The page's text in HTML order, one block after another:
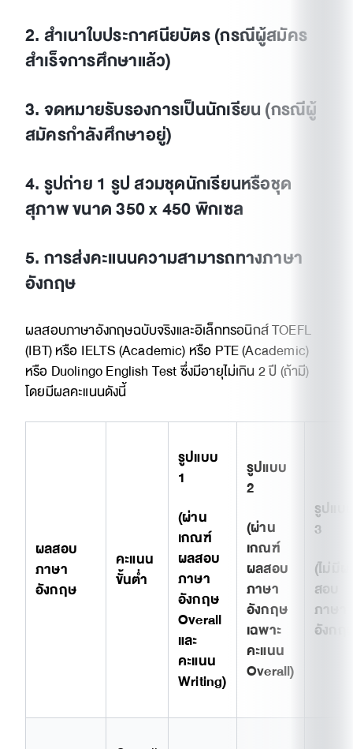
2. สำเนาใบประกาศนียบัตร (กรณีผู้สมัคร
สำเร็จการศึกษาแล้ว)
3. จดหมายรับรองการเป็นนักเรียน (กรณีผู้
สมัครกำลังศึกษาอยู่)
4. รูปถ่าย 1 รูป สวมชุดนักเรียนหรือชุด
สุภาพ ขนาด 350 x 450 พิกเซล
5. การส่งคะแนนความสามารถทางภาษา
อังกฤษ
ผลสอบภาษาอังกฤษฉบับจริงและอิเล็กทรอนิกส์ TOEFL
(IBT) หรือ IELTS (Academic) หรือ PTE (Academic)
หรือ Duolingo English Test ซึ่งมีอายุไม่เกิน 2 ปี (ถ้ามี)
โดยมีผลคะแนนดังนี้
ผลสอบ
ภาษา
อังกฤษ
คะแนน
ขั้นต่ำ
รูปแบบ
1
(ผ่าน
เกณฑ์
ผลสอบ
ภาษา
อังกฤษ
Overall
และ
คะแนน
Writing)
รูปแบบ
2
(ผ่าน
เกณฑ์
ผลสอบ
ภาษา
อังกฤษ
เฉพาะ
คะแนน
Overall)
รูปแบ
3
(ไม่มี
สอบ
ภาษา
อังกฤ